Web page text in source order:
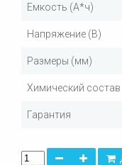
Емкость (А*ч)
Напряжение (В)
Размеры (мм)
Химический состав
Гарантия